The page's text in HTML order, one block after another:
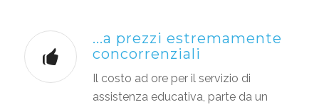
...a prezzi estremamente
concorrenziali
Il costo ad ore per il servizio di
assistenza educativa, parte da un